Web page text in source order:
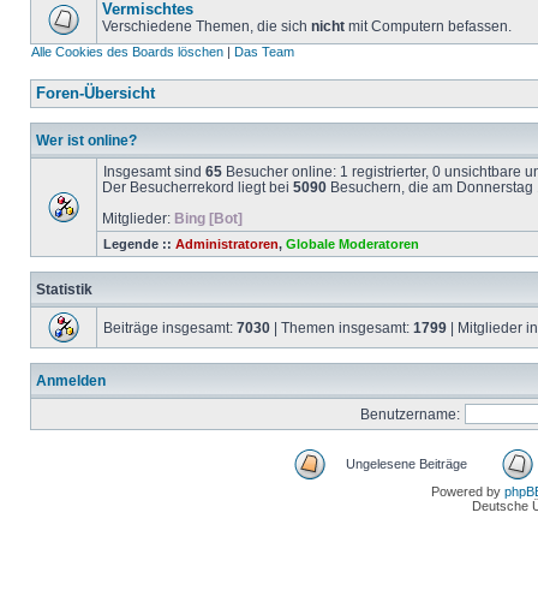
Vermischtes
Verschiedene Themen, die sich nicht mit Computern befassen.
Alle Cookies des Boards löschen | Das Team
Foren-Übersicht
Wer ist online?
Insgesamt sind 65 Besucher online: 1 registrierter, 0 unsichtbare
Der Besucherrekord liegt bei 5090 Besuchern, die am
Mitglieder: Bing [Bot]
Legende :: Administratoren, Globale Moderatoren
Statistik
Beiträge insgesamt: 7030 | Themen insgesamt: 1799 | Mitglieder
Anmelden
Benutzername:
Ungelesene Beiträge
Powered by
Deutsche